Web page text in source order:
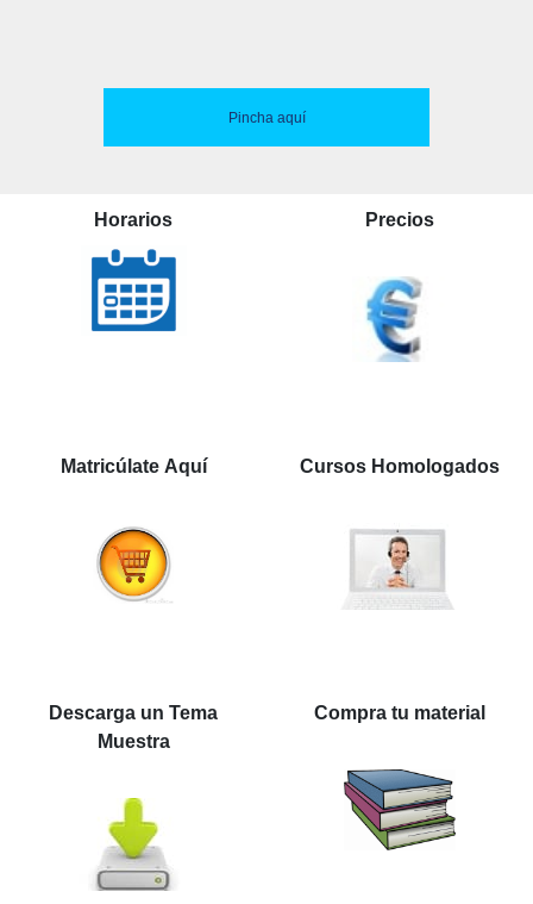
Pincha aquí
Horarios Precios
Matricúlate Aquí Cursos Homologados
Descarga un Tema
Muestra
Compra tu material